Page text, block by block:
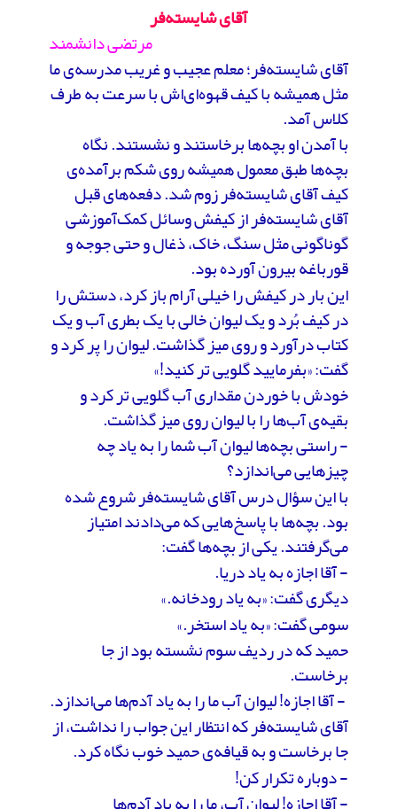
آقای شایسته‌فر
مرتضی دانشمند
آقای شایسته‌فر؛ معلم عجیب و غریب مدرسه‌ی ما
مثل همیشه با کیف قهوه‌ای‌اش با سرعت به طرف
کلاس آمد.
با آمدن او بچه‌ها برخاستند و نشستند. نگاه
بچه‌ها طبق معمول همیشه روی شکم برآمده‌ی
کیف آقای شایسته‌فر زوم شد. دفعه‌های قبل
آقای شایسته‌فر از کیفش وسائل کمک‌آموزشی
گوناگونی مثل سنگ، خاک، ذغال و حتی جوجه و
قورباغه بیرون آورده بود.
این بار در کیفش را خیلی آرام باز کرد، دستش را
در کیف بُرد و یک لیوان خالی با یک بطری آب و یک
کتاب درآورد و روی میز گذاشت. لیوان را پر کرد و
گفت: «بفرمایید گلویی تر کنید!»
خودش با خوردن مقداری آب گلویی تر کرد و
بقیه‌ی آب‌ها را با لیوان روی میز گذاشت.
- راستی بچه‌ها لیوان آب شما را به یاد چه
چیزهایی می‌اندازد؟
با این سؤال درس آقای شایسته‌فر شروع شده
بود. بچه‌ها با پاسخ‌هایی که می‌دادند امتیاز
می‌گرفتند. یکی از بچه‌ها گفت:
- آقا اجازه به یاد دریا.
دیگری گفت: «به یاد رودخانه.»
سومی گفت: «به یاد استخر.»
حمید که در ردیف سوم نشسته بود از جا
برخاست.
- آقا اجازه! لیوان‌ آب ما را به یاد آدم‌ها می‌اندازد.
آقای شایسته‌فر که انتظار این جواب را نداشت، از
جا برخاست و به قیافه‌ی حمید خوب نگاه کرد.
- دوباره تکرار کن!